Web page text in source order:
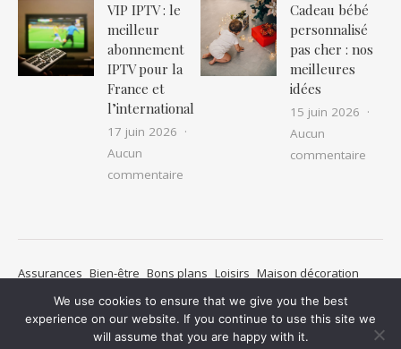
VIP IPTV : le
meilleur
abonnement
IPTV pour la
France et
l’international
17 juin 2026
Aucun
commentaire
Cadeau bébé
personnalisé
pas cher : nos
meilleures
idées
15 juin 2026
Aucun
commentaire
Assurances Bien-être Bons plans Loisirs Maison décoration
Métiers
Mode Non classé Pratique
Santé
Transports de personnes Voyages Mentions légales
We use cookies to ensure that we give you the best
experience on our website. If you continue to use this site we
will assume that you are happy with it.